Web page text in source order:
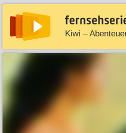
Kiwi –
News Entdecken